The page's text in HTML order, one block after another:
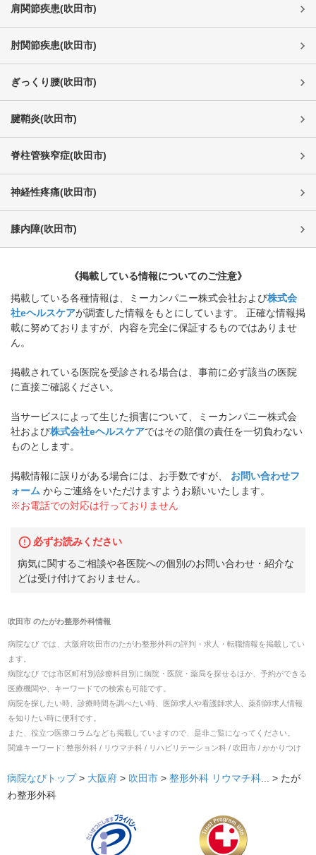
肩関節疾患(吹田市)
肘関節疾患(吹田市)
ぎっくり腰(吹田市)
腱鞘炎(吹田市)
脊柱管狭窄症(吹田市)
神経性疼痛(吹田市)
膝内障(吹田市)
《掲載している情報についてのご注意》
掲載している各種情報は、ミーカンパニー株式会社および株式会
社eヘルスケアが調査した情報をもとにしています。 正確な情報掲
載に努めておりますが、内容を完全に保証するものではありませ
ん。
掲載されている医院を受診される場合は、事前に必ず該当の医院
に直接ご確認ください。
当サービスによって生じた損害について、ミーカンパニー株式会
社および株式会社eヘルスケアではその賠償の責任を一切負わない
ものとします。
掲載情報に誤りがある場合には、お手数ですが、
お問い合わせフ
ォーム からご連絡をいただけますようお願いいたします。
※お電話での対応は行っておりません
必ずお読みください
病気に関するご相談や各医院への個別のお問い合わせ・紹介な
どは受け付けておりません。
吹田市のたがわ整形外科情報
病院なび では、 大阪府吹田市のたがわ整形外科の評判・求人・転職情報を掲載してい
ます。
病院なび では市区町村別/診療科目別に病院・医院・薬局を探せるほか、予約ができる
医療機関や、キーワードでの検索も可能です。
病院を探したい時、診療時間を調べたい時、医師求人や看護師求人、薬剤師求人情報
を知りたい時に便利です。
また、役立つ医療コラムなども掲載していますので、是非ご覧になってください。
関連キーワード: 整形外科 / リウマチ科 / リハビリテーション科 / 吹田市 / かかりつけ
病院なびトップ > 大阪府 > 吹田市 > 整形外科 リウマチ科 ... > たが
わ整形外科